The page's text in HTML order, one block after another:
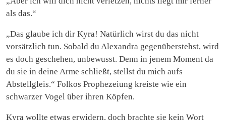
als das.“
„Das glaube ich dir Kyra! Natürlich wirst du das nicht
vorsätzlich tun. Sobald du Alexandra gegenüberstehst, wird
es doch geschehen, unbewusst. Denn in jenem Moment da
du sie in deine Arme schließt, stellst du mich aufs
Abstellgleis.“ Folkos Prophezeiung kreiste wie ein
schwarzer Vogel über ihren Köpfen.
Kyra wollte etwas erwidern, doch brachte sie kein Wort